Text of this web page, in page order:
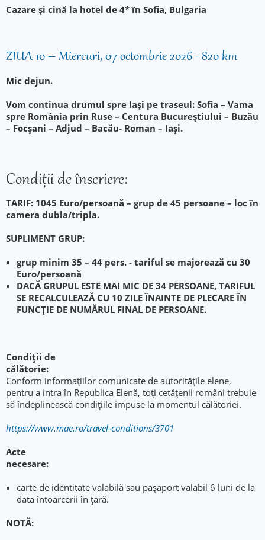
Cazare și cină la hotel de 4* în Sofia, Bulgaria
ZIUA 10 – Miercuri, 07 octombrie 2026 - 820 km
Mic dejun.
Vom continua drumul spre Iași pe traseul: Sofia – Vama
spre România prin Ruse – Centura Bucureștiului – Buzău
– Focșani – Adjud – Bacău- Roman – Iași.
Condiţii de înscriere:
TARIF: 1045 Euro/persoană – grup de 45 persoane – loc în
camera dubla/tripla.
SUPLIMENT GRUP:
grup minim 35 – 44 pers. - tariful se majorează cu 30
Euro/persoană
DACĂ GRUPUL ESTE MAI MIC DE 34 PERSOANE, TARIFUL
SE RECALCULEAZĂ CU 10 ZILE ÎNAINTE DE PLECARE ÎN
FUNCȚIE DE NUMĂRUL FINAL DE PERSOANE.
Condiții de
Conform informațiilor comunicate de autoritățile elene,
pentru a intra în Republica Elenă, toți cetățenii români trebuie
să îndeplinească condițiile impuse la momentul călătoriei.
https://www.mae.ro/travel-conditions/3701
Acte
carte de identitate valabilă sau paşaport valabil 6 luni de la
data întoarcerii în ţară.